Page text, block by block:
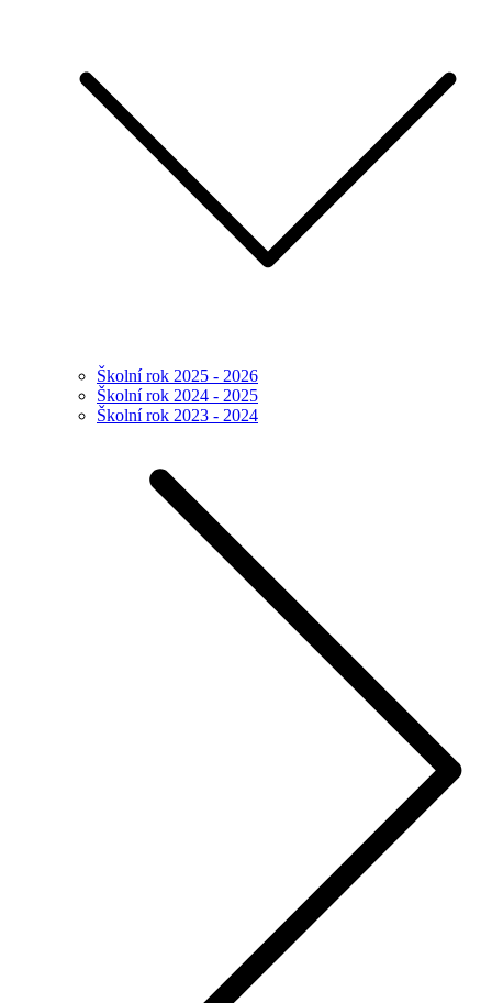
Školní rok 2025 - 2026
Školní rok 2024 - 2025
Školní rok 2023 - 2024